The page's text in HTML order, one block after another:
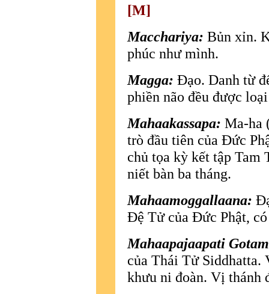
[M]
Macchariya: Bủn xỉn.
phúc như mình.
Magga: Ðạo. Danh từ
phiền não đều được
Mahaakassapa: Ma-ha
trò đầu tiên của Ðức
chủ tọa kỳ kết tập Tam
niết bàn ba tháng.
Mahaamoggallaana:
Ðệ Tử của Ðức Phật,
Mahaapajaapati
của Thái Tử Siddhatta.
khưu ni đoàn. Vị thánh